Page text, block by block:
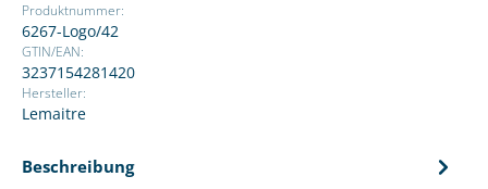
Produktnummer:
6267-Logo/42
GTIN/EAN:
3237154281420
Hersteller:
Lemaitre
Beschreibung